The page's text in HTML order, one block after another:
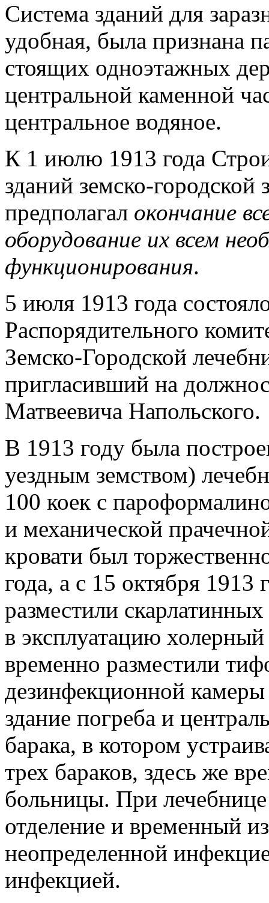
Система зданий для
удобная, была признана
стоящих одноэтажных
центральной каменной
центральное водяное.
К 1 июлю 1913 года
зданий земско-городской
предполагал окончание
оборудование их всем
функционирования.
5 июля 1913 года
Распорядительного
Земско-Городской
пригласивший на
Матвеевича Напольского.
В 1913 году была
уездным земством)
100 коек с
и механической
кровати был
года, а с 15 октября 1913
разместили
в эксплуатацию холерный
временно разместили
дезинфекционной
здание погреба и
барака, в котором
трех бараков, здесь же
больницы. При
отделение и временный
неопределенной
инфекцией.